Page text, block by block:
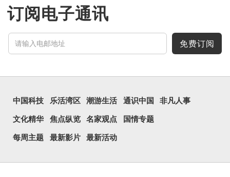
「尛」等同于「么」，那么
它的意思也一样，也是「微
小、细小」的意思。
有台湾网友将「...
订阅电子通讯
免费订阅
中国科技 乐活湾区 潮游生活 通识中国 非凡人事
文化精华 焦点纵览 名家观点 国情专题
每周主题 最新影片 最新活动